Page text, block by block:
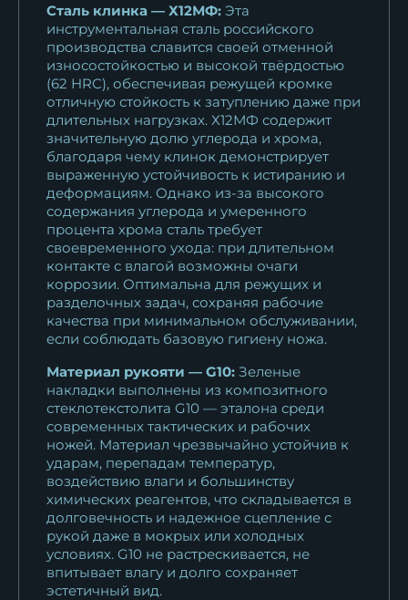
Сталь клинка — Х12МФ: Эта
инструментальная сталь российского
производства славится своей отменной
износостойкостью и высокой твёрдостью
(62 HRC), обеспечивая режущей кромке
отличную стойкость к затуплению даже при
длительных нагрузках. Х12МФ содержит
значительную долю углерода и хрома,
благодаря чему клинок демонстрирует
выраженную устойчивость к истиранию и
деформациям. Однако из-за высокого
содержания углерода и умеренного
процента хрома сталь требует
своевременного ухода: при длительном
контакте с влагой возможны очаги
коррозии. Оптимальна для режущих и
разделочных задач, сохраняя рабочие
качества при минимальном обслуживании,
если соблюдать базовую гигиену ножа.
Материал рукояти — G10: Зеленые
накладки выполнены из композитного
стеклотекстолита G10 — эталона среди
современных тактических и рабочих
ножей. Материал чрезвычайно устойчив к
ударам, перепадам температур,
воздействию влаги и большинству
химических реагентов, что складывается в
долговечность и надежное сцепление с
рукой даже в мокрых или холодных
условиях. G10 не растрескивается, не
впитывает влагу и долго сохраняет
эстетичный вид.